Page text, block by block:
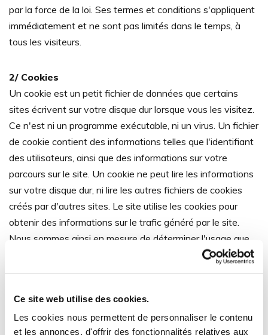
Ce site web utilise des cookies.
Les cookies nous permettent de personnaliser le contenu
et les annonces, d'offrir des fonctionnalités relatives aux
par la force de la loi. Ses termes et conditions s'appliquent
immédiatement et ne sont pas limités dans le temps, à
tous les visiteurs.
2/ Cookies
Un cookie est un petit fichier de données que certains
sites écrivent sur votre disque dur lorsque vous les visitez.
Ce n'est ni un programme exécutable, ni un virus. Un fichier
de cookie contient des informations telles que l'identifiant
des utilisateurs, ainsi que des informations sur votre
parcours sur le site. Un cookie ne peut lire les informations
sur votre disque dur, ni lire les autres fichiers de cookies
créés par d'autres sites. Le site utilise les cookies pour
obtenir des informations sur le trafic généré par le site.
Nous sommes ainsi en mesure de déterminer l'usage que
vous faites des informations mises à votre disposition sur
ce site, ainsi que pour vérifier la pertinence de notre
fait pas de corrélation entre les cookies et les informations
personnelles que vous avez pu fournir, et ne vend pas ces